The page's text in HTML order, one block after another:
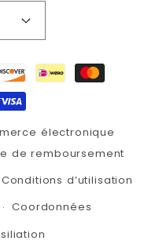
électronique
de remboursement
Conditions d’utilisation
Coordonnées